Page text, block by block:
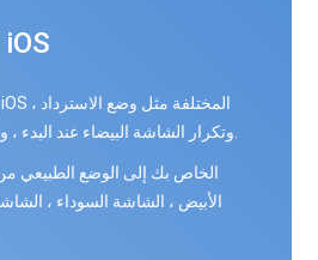
استعادة نظام iOS
ووضع DFU ، وتكرار الشاشة البيضاء عند البدء ، وما إلى ذلك.